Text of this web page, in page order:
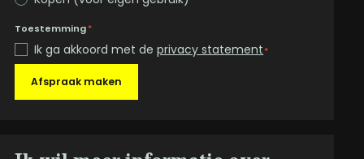
Toestemming*
Ik ga akkoord met deprivacy statement*
Afspraak maken